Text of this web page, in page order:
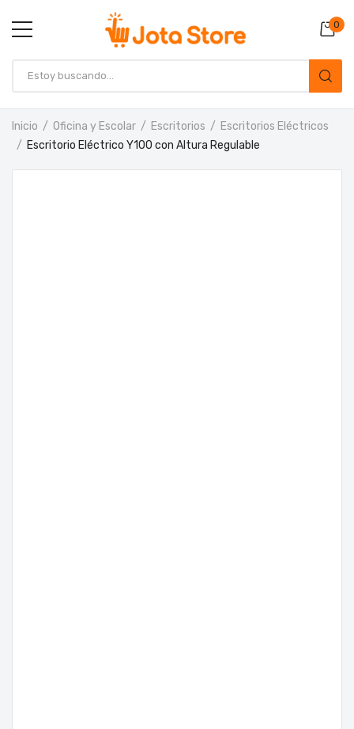
0
Inicio Oficina y Escolar Escritorios
Escritorios Eléctricos
Escritorio Eléctrico Y100 con Altura Regulable